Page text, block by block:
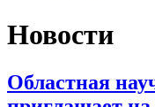
Новости
Областная